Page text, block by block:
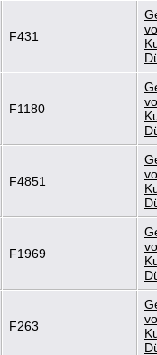
F431
F1180
F4851
F1969
F263